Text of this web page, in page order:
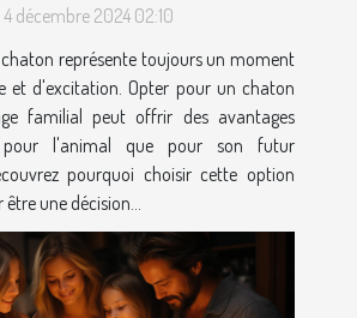
4 décembre 2024 02:10
représente toujours un moment
et d'excitation. Opter pour un chaton
familial peut offrir des avantages
l'animal que pour son futur
pourquoi choisir cette option
une décision...